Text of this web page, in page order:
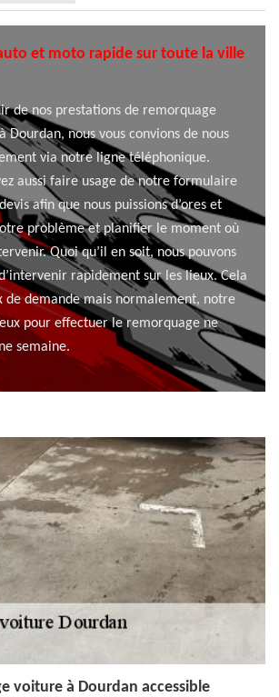
et moto rapide sur toute la ville
de nos prestations de remorquage
Dourdan, nous vous convions de nous
via notre ligne téléphonique.
aussi faire usage de notre formulaire
afin que nous puissions d’ores et
problème et planifier le moment où
Quoi qu’il en soit, nous pouvons
rapidement sur les lieux. Cela
de demande mais normalement, notre
pour effectuer le remorquage ne
semaine.
voiture à Dourdan accessible